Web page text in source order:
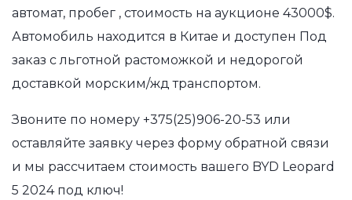
автомат, пробег , стоимость на аукционе 43000$.
Автомобиль находится в Китае и доступен Под
заказ с льготной растоможкой и недорогой
доставкой морским/жд транспортом.
Звоните по номеру +375(25)906-20-53 или
оставляйте заявку через форму обратной связи
и мы рассчитаем стоимость вашего BYD Leopard
5 2024 под ключ!